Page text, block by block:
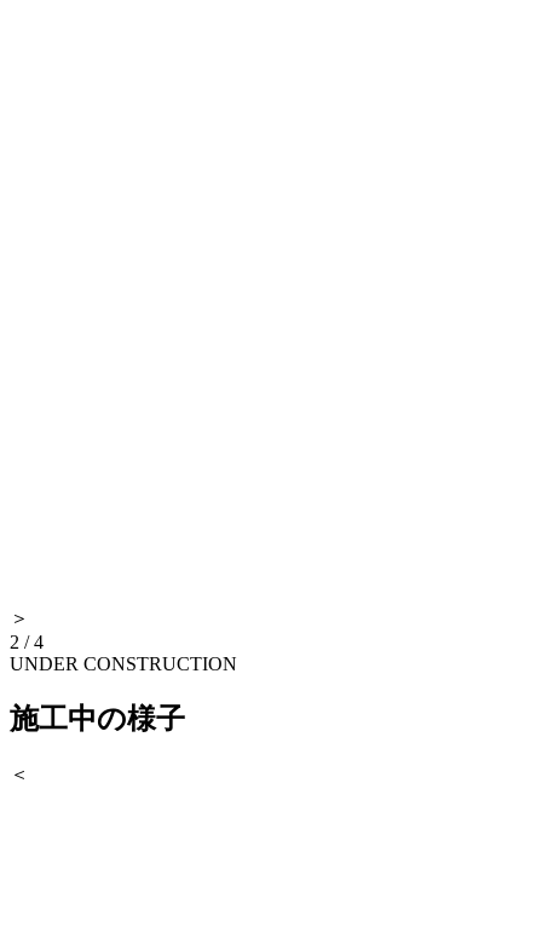
＞
2 /4
UNDER CONSTRUCTION
施工中の様子
＜